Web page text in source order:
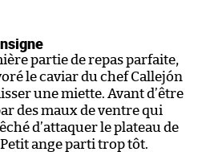
partie de repas parfaite,
le caviar du chef Callejón
une miette. Avant d’être
des maux de ventre qui
d’attaquer le plateau de
ange parti trop tôt.